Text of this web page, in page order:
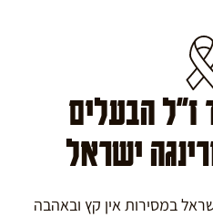
ז"ל הבעלים
ישראל
במסירות אין קץ ובאהבה